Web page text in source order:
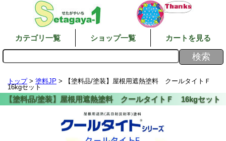
カテゴリ一覧 ショップ一覧 カートを見る
トップ> 塗料JP > 【塗料品/塗装】屋根用遮熱塗料 クールタイトＦ
16kgセット